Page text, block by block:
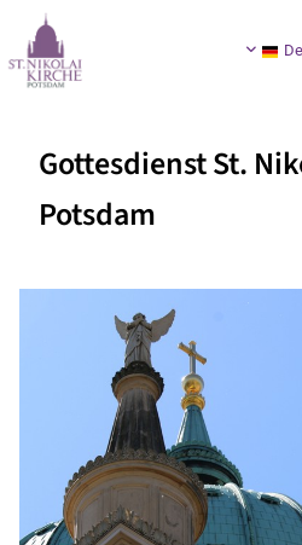
Gottesdienst St.
Potsdam